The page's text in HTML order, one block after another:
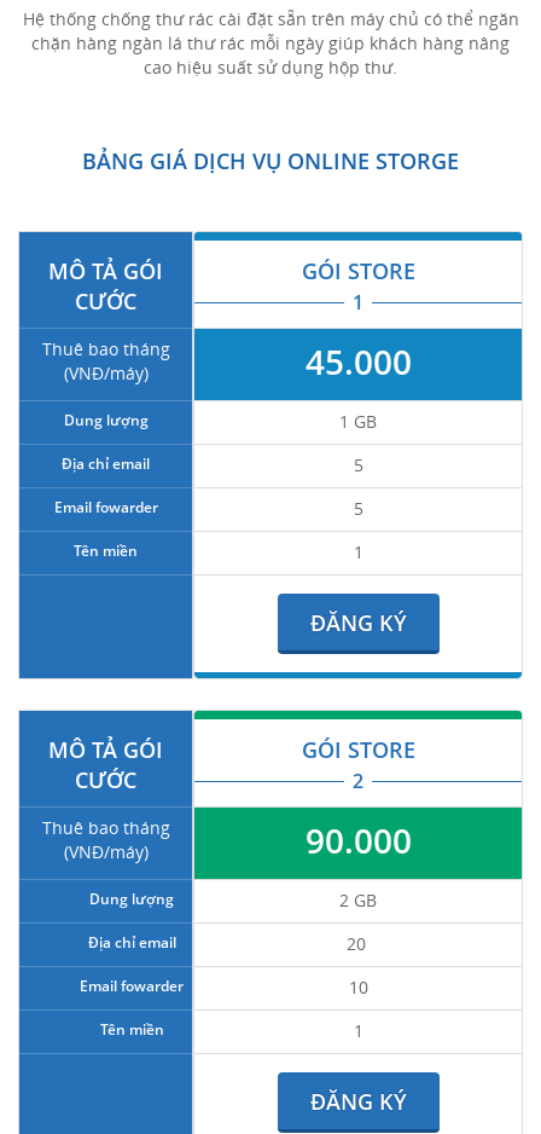
Hệ thống chống thư rác cài đặt sẵn trên máy chủ có thể ngăn
chặn hàng ngàn lá thư rác mỗi ngày giúp khách hàng nâng
cao hiệu suất sử dụng hộp thư.
BẢNG GIÁ DỊCH VỤ ONLINE STORGE
MÔ TẢ GÓI
CƯỚC
Thuê bao tháng
(VNĐ/máy)
Dung lượng
Địa chỉ email
Email fowarder
Tên miền
GÓI STORE
1
45.000
1 GB
5
5
1
ĐĂNG KÝ
MÔ TẢ GÓI
CƯỚC
Thuê bao tháng
(VNĐ/máy)
Dung lượng
Địa chỉ email
Email fowarder
Tên miền
GÓI STORE
2
90.000
2 GB
20
10
1
ĐĂNG KÝ